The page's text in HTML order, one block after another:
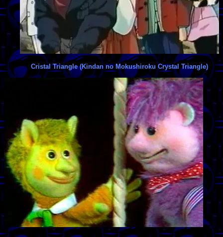
Cristal Triangle (Kindan no Mokushiroku Crystal Triangle)